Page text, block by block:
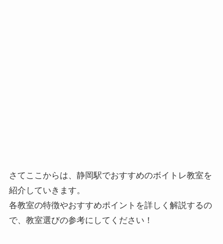
さてここからは、静岡駅でおすすめのボイトレ教室を
紹介していきます。
各教室の特徴やおすすめポイントを詳しく解説するの
で、教室選びの参考にしてください！